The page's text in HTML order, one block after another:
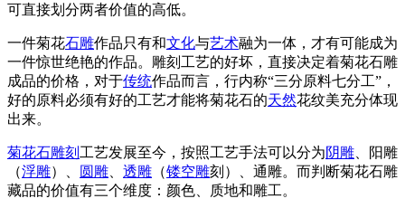
可直接划分两者价值的高低。
一件菊花石雕作品只有和文化与艺术融为一体，才有可能成为
一件惊世绝艳的作品。雕刻工艺的好坏，直接决定着菊花石雕
成品的价格，对于传统作品而言，行内称“三分原料七分工”，
好的原料必须有好的工艺才能将菊花石的天然花纹美充分体现
出来。
菊花石雕刻 工艺发展至今，按照工艺手法可以分为阴雕 、阳雕
（浮雕）、 圆雕 透雕 （镂空雕刻）、通雕。而判断菊花石雕
藏品的价值有三个维度：颜色、质地和雕工。